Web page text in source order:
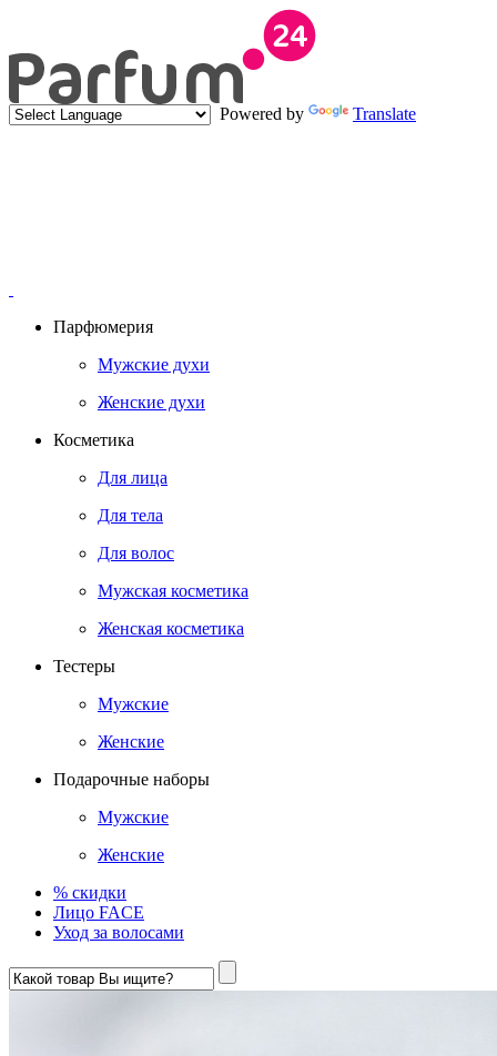
Powered by Translate
Парфюмерия
Мужские духи
Женские духи
Косметика
Для лица
Для тела
Для волос
Мужская косметика
Женская косметика
Тестеры
Мужские
Женские
Подарочные наборы
Мужские
Женские
% скидки
Лицо FACE
Уход за волосами